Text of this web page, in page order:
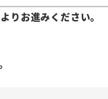
りお進みください。